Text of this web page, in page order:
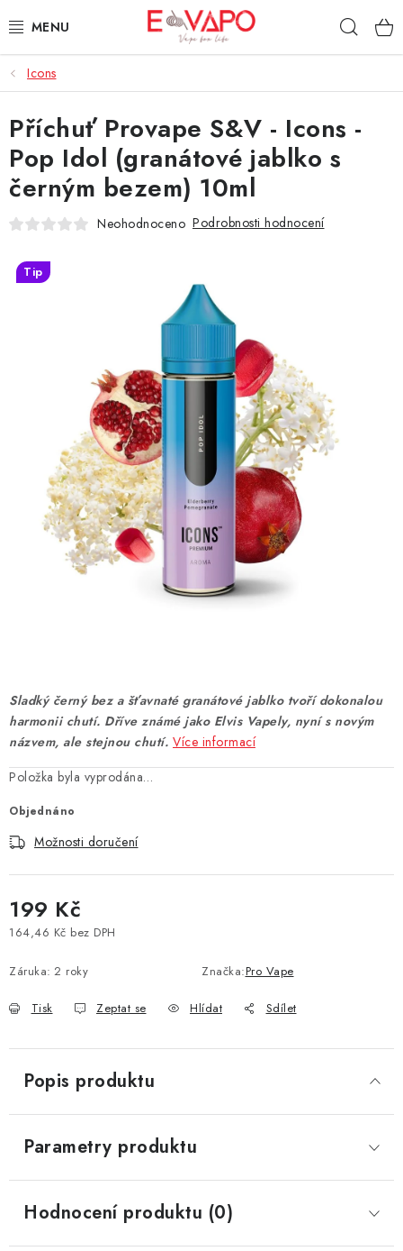
na
3D TISK
TIPY ZA DOBROU CENU
AROMATA A PŘÍCHUTĚ
BÁZE
E-LIQUIDY
DÁRKOVÉ VOUCHERY
ATOMIZÉRY A CARTRIDGE
BATERIE A NABÍJEČKY
PŘÍSLUŠENSTVÍ
ZNAČKY
Vše o nákupu
Icons
Sladký černý bez a šťavnaté granátové jablko tvoří dokonalou
harmonii chutí. Dříve známé jako Elvis Vapely, nyní s novým
názvem, ale stejnou chutí. Více informací
Položka byla vyprodána…
Objednáno
Možnosti doručení
199 Kč
164,46 Kč bez DPH
Záruka: 2 roky Značka:Pro Vape
Tisk Zeptat se Hlídat Sdílet
Příchuť Provape S&V - Icons -
Pop Idol (granátové jablko s
černým bezem) 10ml
Neohodnoceno Podrobnosti hodnocení
Tip
Popis produktu
Parametry produktu
Hodnocení produktu (0)